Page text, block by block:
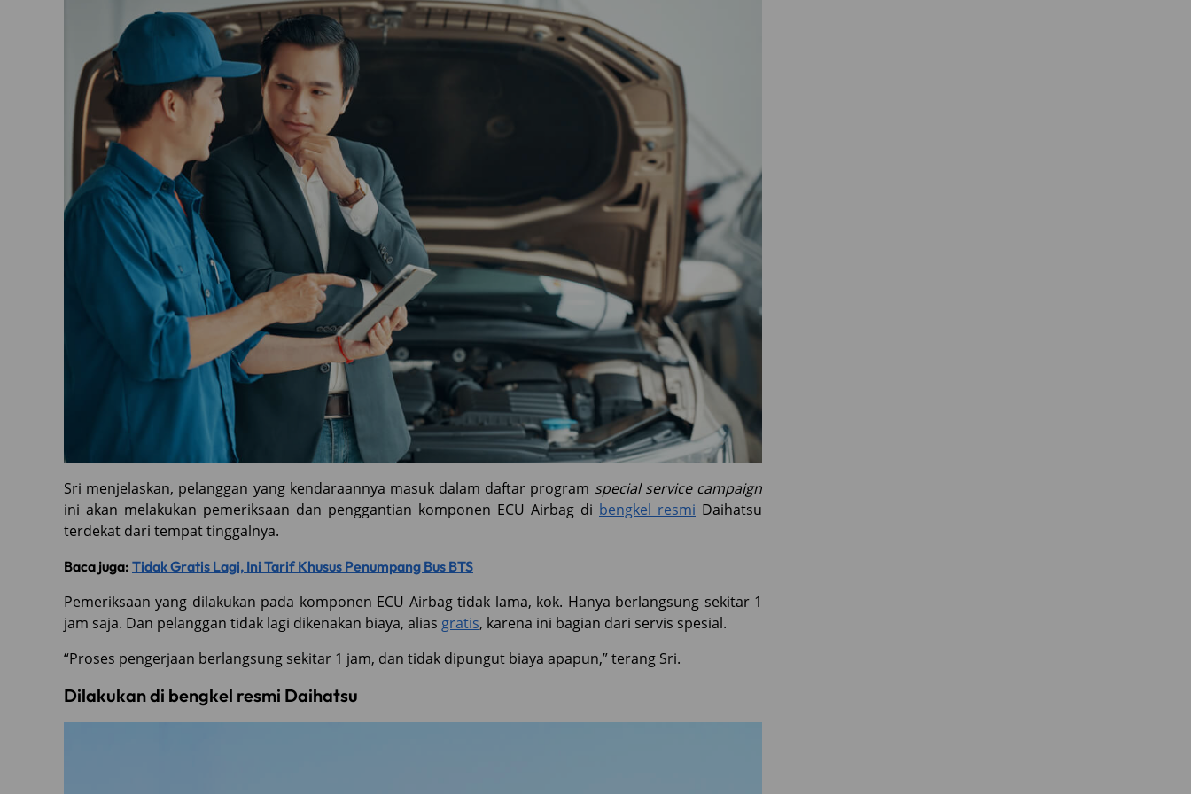
Sri menjelaskan, pelanggan yang kendaraannya masuk dalam daftar program special service campaign
ini akan melakukan pemeriksaan dan penggantian komponen ECU Airbag di bengkel resmi Daihatsu
terdekat dari tempat tinggalnya.
Baca juga: Tidak Gratis Lagi, Ini Tarif Khusus Penumpang Bus BTS
Pemeriksaan yang dilakukan pada komponen ECU Airbag tidak lama, kok. Hanya berlangsung sekitar 1
jam saja. Dan pelanggan tidak lagi dikenakan biaya, alias gratis, karena ini bagian dari servis spesial.
“Proses pengerjaan berlangsung sekitar 1 jam, dan tidak dipungut biaya apapun,” terang Sri.
Dilakukan di bengkel resmi Daihatsu